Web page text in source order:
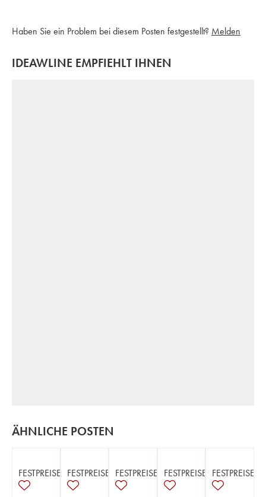
Haben Sie ein Problem bei diesem Posten festgestellt? Melden
IDEAWLINE EMPFIEHLT IHNEN
ÄHNLICHE POSTEN
FESTPREISE FESTPREISE FESTPREISE FESTPREISE FESTPREISE